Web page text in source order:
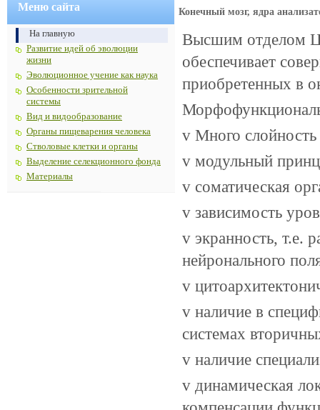
Меню сайта
На главную
Развитие идей об эволюции
жизни
Эволюционное учение как наука
Особенности зрительной
системы
Вид и видообразование
Органы пищеварения человека
Стволовые клетки и органы
Выделение селекционного фонда
Материалы
Конечный мозг, ядра
Высшим отделом
обеспечивает
приобретенных в
v Много
v модульный
v соматическая
v зависимость
v экранность, т.е.
нейронального
v
v наличие в
системах
v наличие
v динамическая